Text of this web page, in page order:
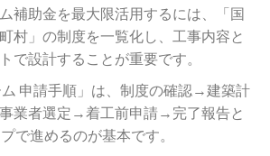
補助金を最大限活用するには、「国
村」の制度を一覧化し、工事内容と
で設計することが重要です。
ム 申請手順」は、制度の確認→建築計
業者選定→着工前申請→完了報告と
で進めるのが基本です。